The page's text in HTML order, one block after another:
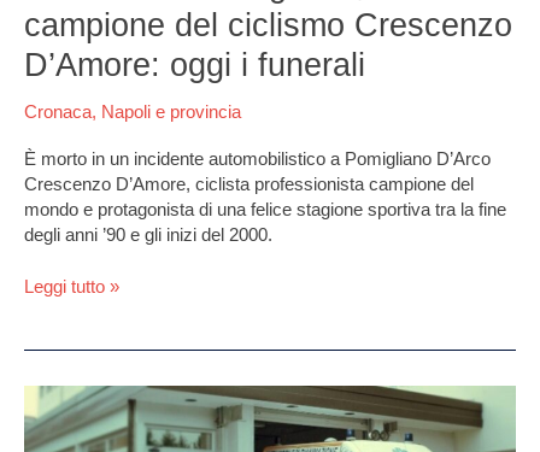
campione del ciclismo Crescenzo
D’Amore: oggi i funerali
Cronaca, Napoli e provincia
È morto in un incidente automobilistico a Pomigliano D’Arco
Crescenzo D’Amore, ciclista professionista campione del
mondo e protagonista di una felice stagione sportiva tra la fine
degli anni ’90 e gli inizi del 2000.
Leggi tutto »
Pomigliano
d’Arco,
51enne